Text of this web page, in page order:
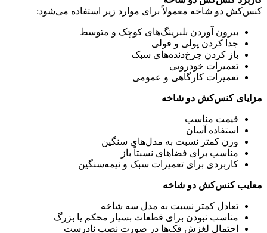
کنس‌کش دو شاخه معمولاً برای موارد زیر استفاده می‌شود:
بیرون آوردن بلبرینگ‌های کوچک و متوسط
جدا کردن پولی و فولی
باز کردن چرخ‌دنده‌های سبک
تعمیرات خودرویی
تعمیرات کارگاهی و عمومی
مزایای کنس‌کش دو شاخه
قیمت مناسب
استفاده آسان
وزن کمتر نسبت به مدل‌های سنگین
مناسب برای فضاهای نسبتاً باز
کاربردی برای تعمیرات سبک و نیمه‌سنگین
معایب کنس‌کش دو شاخه
تعادل کمتر نسبت به مدل سه شاخه
مناسب نبودن برای قطعات بسیار محکم یا بزرگ
احتمال لغزش فک‌ها در صورت نصب نادرست